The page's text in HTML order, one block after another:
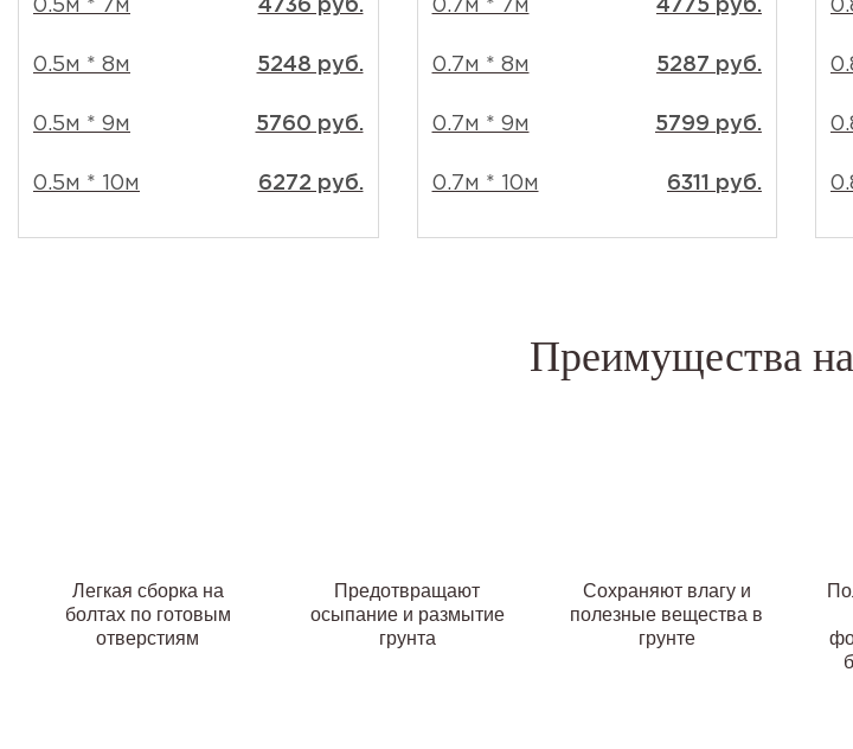
0.5м * 7м 4736 руб.
0.5м * 8м 5248 руб.
0.5м * 9м 5760 руб.
0.5м * 10м 6272 руб.
0.7м * 7м 4775 руб.
0.7м * 8м 5287 руб.
0.7м * 9м 5799 руб.
0.7м * 10м 6311 руб.
Преимущества
Легкая сборка на
болтах по готовым
отверстиям
Предотвращают
осыпание и размытие
грунта
Сохраняют влагу и
полезные вещества в
грунте